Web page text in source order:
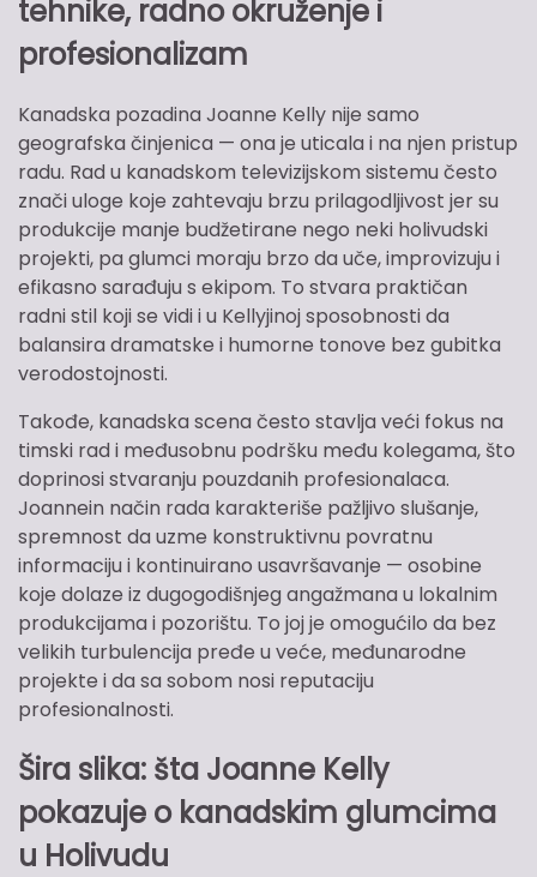
tehnike, radno okruženje i
profesionalizam
Kanadska pozadina Joanne Kelly nije samo
geografska činjenica — ona je uticala i na njen pristup
radu. Rad u kanadskom televizijskom sistemu često
znači uloge koje zahtevaju brzu prilagodljivost jer su
produkcije manje budžetirane nego neki holivudski
projekti, pa glumci moraju brzo da uče, improvizuju i
efikasno sarađuju s ekipom. To stvara praktičan
radni stil koji se vidi i u Kellyjinoj sposobnosti da
balansira dramatske i humorne tonove bez gubitka
verodostojnosti.
Takođe, kanadska scena često stavlja veći fokus na
timski rad i međusobnu podršku među kolegama, što
doprinosi stvaranju pouzdanih profesionalaca.
Joannein način rada karakteriše pažljivo slušanje,
spremnost da uzme konstruktivnu povratnu
informaciju i kontinuirano usavršavanje — osobine
koje dolaze iz dugogodišnjeg angažmana u lokalnim
produkcijama i pozorištu. To joj je omogućilo da bez
velikih turbulencija pređe u veće, međunarodne
projekte i da sa sobom nosi reputaciju
profesionalnosti.
Šira slika: šta Joanne Kelly
pokazuje o kanadskim glumcima
u Holivudu